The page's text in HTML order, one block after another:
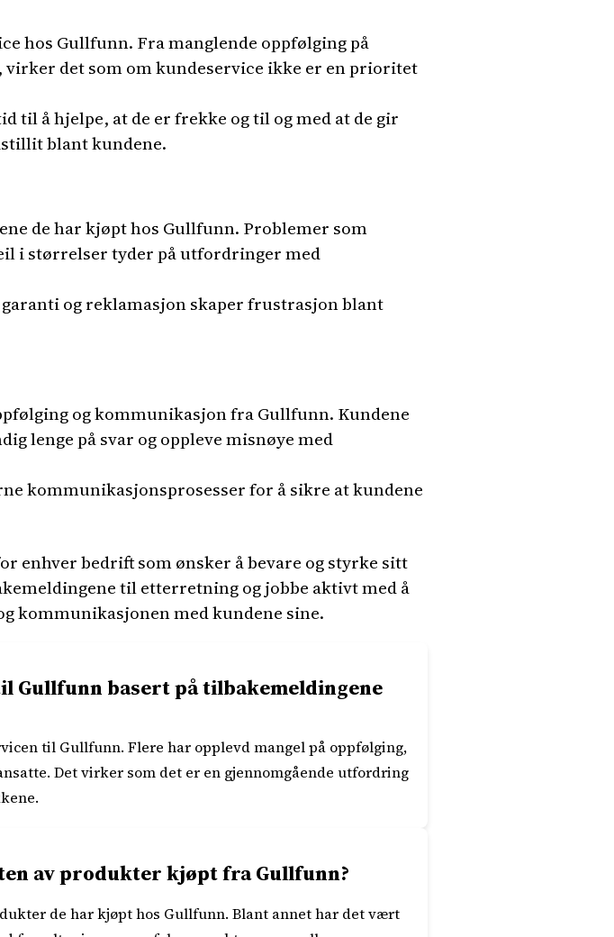
hos Gullfunn. Fra manglende oppfølging på
det som om kundeservice ikke er en prioritet
til å hjelpe, at de er frekke og til og med at de gir
blant kundene.
de har kjøpt hos Gullfunn. Problemer som
i størrelser tyder på utfordringer med
og reklamasjon skaper frustrasjon blant
og kommunikasjon fra Gullfunn. Kundene
lenge på svar og oppleve misnøye med
kommunikasjonsprosesser for å sikre at kundene
enhver bedrift som ønsker å bevare og styrke sitt
til etterretning og jobbe aktivt med å
kommunikasjonen med kundene sine.
Gullfunn basert på tilbakemeldingene
til Gullfunn. Flere har opplevd mangel på oppfølging,
Det virker som det er en gjennomgående utfordring
av produkter kjøpt fra Gullfunn?
de har kjøpt hos Gullfunn. Blant annet har det vært